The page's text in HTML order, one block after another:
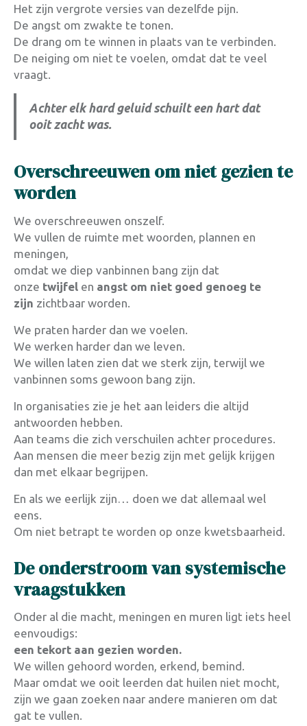
Het zijn vergrote versies van dezelfde pijn.
De angst om zwakte te tonen.
De drang om te winnen in plaats van te verbinden.
De neiging om niet te voelen, omdat dat te veel
vraagt.
Achter elk hard geluid schuilt een hart dat
ooit zacht was.
Overschreeuwen om niet gezien te
worden
We overschreeuwen onszelf.
We vullen de ruimte met woorden, plannen en
meningen,
omdat we diep vanbinnen bang zijn dat
onze twijfel en angst om niet goed genoeg te
zijn zichtbaar worden.
We praten harder dan we voelen.
We werken harder dan we leven.
We willen laten zien dat we sterk zijn, terwijl we
vanbinnen soms gewoon bang zijn.
In organisaties zie je het aan leiders die altijd
antwoorden hebben.
Aan teams die zich verschuilen achter procedures.
Aan mensen die meer bezig zijn met gelijk krijgen
dan met elkaar begrijpen.
En als we eerlijk zijn… doen we dat allemaal wel
eens.
Om niet betrapt te worden op onze kwetsbaarheid.
De onderstroom van systemische
vraagstukken
Onder al die macht, meningen en muren ligt iets heel
eenvoudigs:
een tekort aan gezien worden.
We willen gehoord worden, erkend, bemind.
Maar omdat we ooit leerden dat huilen niet mocht,
zijn we gaan zoeken naar andere manieren om dat
gat te vullen.